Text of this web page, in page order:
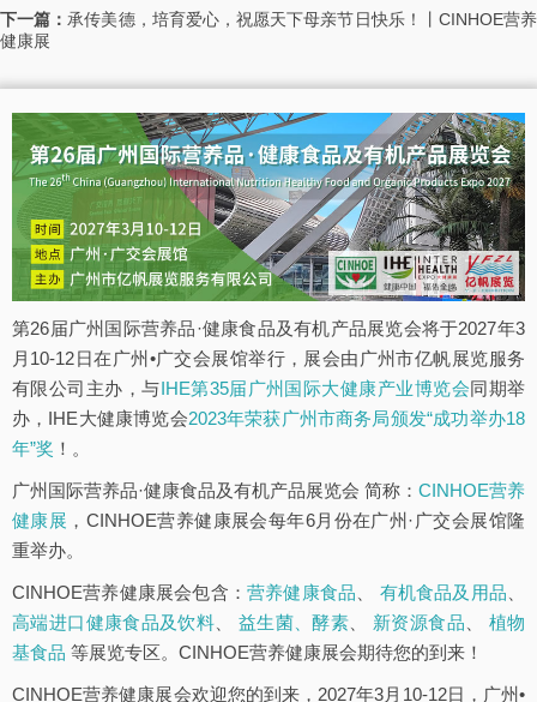
下一篇：承传美德，培育爱心，祝愿天下母亲节日快乐！丨CINHOE营养
健康展
第26届广州国际营养品·健康食品及有机产品展览会将于2027年3
月10-12日在广州•广交会展馆举行，展会由广州市亿帆展览服务
有限公司主办，与IHE第35届广州国际大健康产业博览会同期举
办，IHE大健康博览会2023年荣获广州市商务局颁发“成功举办18
年”奖 ！。
广州国际营养品·健康食品及有机产品展览会 简称： CINHOE营养
健康展 ，CINHOE营养健康展会每年6月份在广州·广交会展馆隆
重举办。
CINHOE营养健康展会包含： 营养健康食品 有机食品及用品
高端进口健康食品及饮料
益生菌、酵素 新资源食品
植物
基食品 等展览专区。CINHOE营养健康展会期待您的到来！
CINHOE营养健康展会欢迎您的到来，2027年3月10-12日，广州•